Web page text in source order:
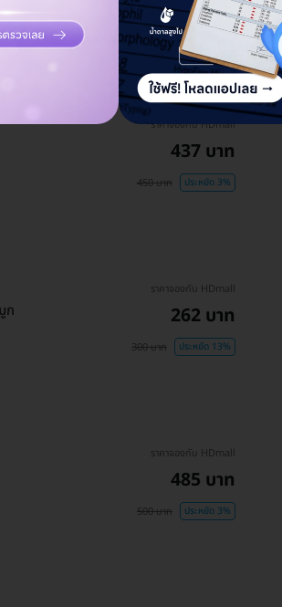
10,900 บาท ประหยัด 7%
ราคาจองกับ HDmall
437 บาท
450 บาท ประหยัด 3%
ก
ราคาจองกับ HDmall
262 บาท
300 บาท ประหยัด 13%
ราคาจองกับ HDmall
485 บาท
500 บาท ประหยัด 3%